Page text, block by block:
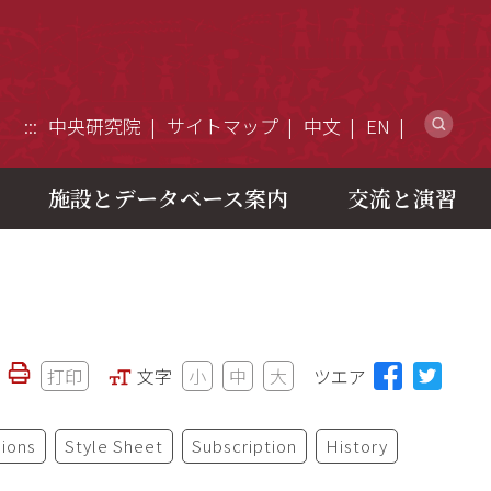
::: 中央研究院 サイトマップ 中文 EN
施設とデータベース案内 交流と演習
打印 文字 小 中 大 ツエア
Style Sheet Subscription History